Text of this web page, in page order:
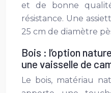
et de bonne
résistance. Une
25 cm de diamètre
Bois : l’option
une vaisselle de
Le bois, matériau